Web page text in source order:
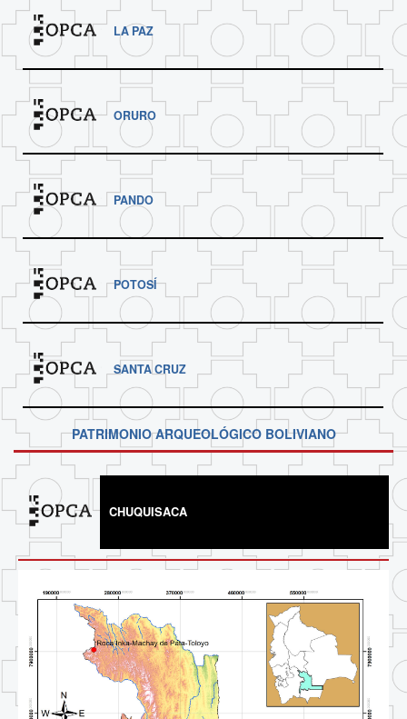
LA PAZ
ORURO
PANDO
POTOSÍ
SANTA CRUZ
PATRIMONIO ARQUEOLÓGICO BOLIVIANO
CHUQUISACA